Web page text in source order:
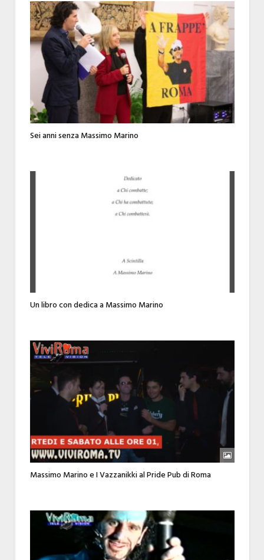
Sei anni senza Massimo Marino
Un libro con dedica a Massimo Marino
Massimo Marino e I Vazzanikki al Pride Pub di Roma